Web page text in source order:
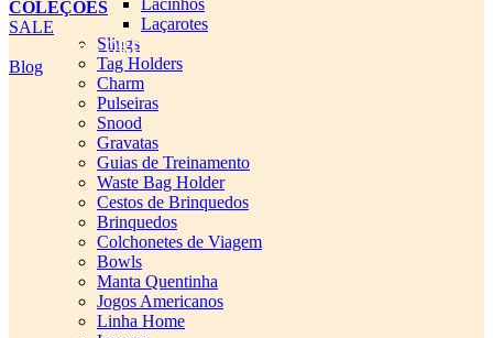
COLEÇÕES
SALE
cadastro pet QRCODE
Blog
Lacinhos
Laçarotes
Slings
Tag Holders
Charm
Pulseiras
Snood
Gravatas
Guias de Treinamento
Waste Bag Holder
Cestos de Brinquedos
Brinquedos
Colchonetes de Viagem
Bowls
Manta Quentinha
Jogos Americanos
Linha Home